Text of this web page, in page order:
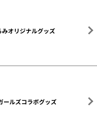
みオリジナルグッズ
ールズコラボグッズ